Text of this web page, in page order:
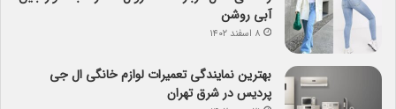
آبی روشن
۸ اسفند ۱۴۰۲
بهترین نمایندگی تعمیرات لوازم خانگی ال جی
پردیس در شرق تهران